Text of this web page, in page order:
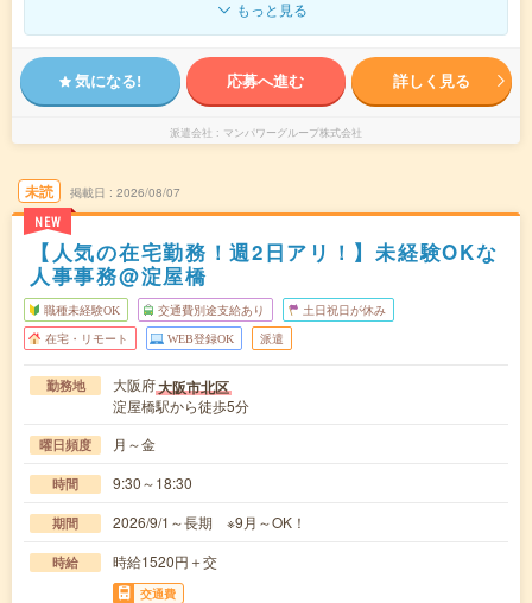
もっと見る
気になる! 応募へ進む 詳しく見る
派遣会社 マンパワーグループ株式会社
未読
NEW
掲載日 2026/08/07
【人気の在宅勤務！週2日アリ！】未経験OKな
人事事務@淀屋橋
職種未経験OK 交通費別途支給あり 土日祝日が休み
在宅・リモート WEB登録OK 派遣
勤務地 大阪府大阪市北区
淀屋橋駅から徒歩5分
曜日頻度 月～金
時間 9:30～18:30
期間 2026/9/1～長期 ※9月～OK！
時給 時給1520円＋交
交通費